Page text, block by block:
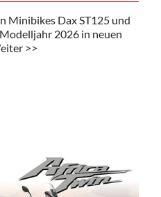
Minibikes Dax ST125 und
2026 in neuen
>>